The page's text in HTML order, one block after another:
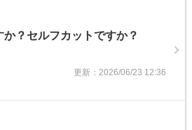
？セルフカットですか？
更新：2026/06/23 12:36